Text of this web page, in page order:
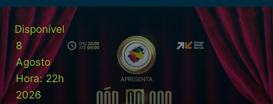
Disponível
8
Agosto
Hora:22h
2026